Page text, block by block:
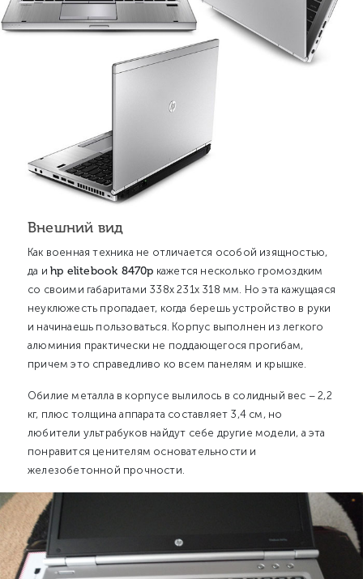
Внешний вид
Как военная техника не отличается особой изящностью,
да и hp elitebook 8470p кажется несколько громоздким
со своими габаритами 338x 231x 318 мм. Но эта кажущаяся
неуклюжесть пропадает, когда берешь устройство в руки
и начинаешь пользоваться. Корпус выполнен из легкого
алюминия практически не поддающегося прогибам,
причем это справедливо ко всем панелям и крышке.
Обилие металла в корпусе вылилось в солидный вес – 2,2
кг, плюс толщина аппарата составляет 3,4 см, но
любители ультрабуков найдут себе другие модели, а эта
понравится ценителям основательности и
железобетонной прочности.